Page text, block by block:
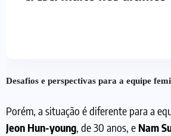
Desafios e perspectivas para a equipe
Porém, a situação é diferente para a
Jeon Hun-young, de 30 anos, e Nam